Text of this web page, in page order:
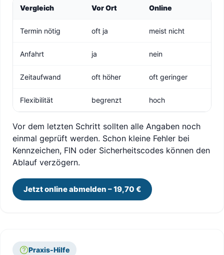
Vergleich Vor Ort Online
Termin nötig oft ja meist nicht
Anfahrt ja nein
Zeitaufwand oft höher oft geringer
Flexibilität begrenzt hoch
Vor dem letzten Schritt sollten alle Angaben noch
einmal geprüft werden. Schon kleine Fehler bei
Kennzeichen, FIN oder Sicherheitscodes können den
Ablauf verzögern.
Jetzt online abmelden – 19,70 €
Praxis-Hilfe